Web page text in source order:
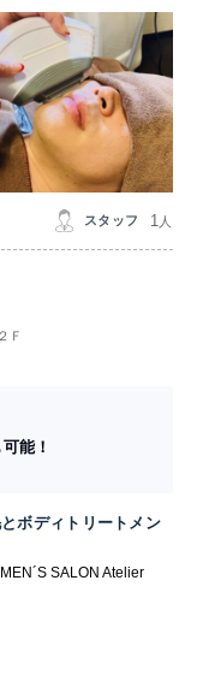
スタッフ 1 人
Ｆ
能！
ボディトリートメン
SALON Atelier
毛から全身脱毛、メンズ
毛を検討されている方に
や不調をオイルリンパマ